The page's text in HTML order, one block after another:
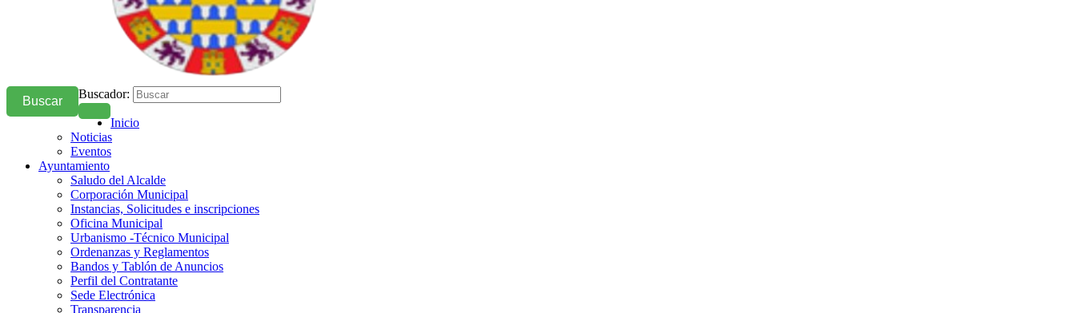
Buscador:
Buscar
Inicio
Noticias
Eventos
Ayuntamiento
Saludo del Alcalde
Corporación Municipal
Instancias, Solicitudes e inscripciones
Oficina Municipal
Urbanismo -Técnico Municipal
Ordenanzas y Reglamentos
Bandos y Tablón de Anuncios
Perfil del Contratante
Sede Electrónica
Transparencia